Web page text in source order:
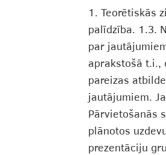
1. Teorētiskās
palīdzība. 1.3.
par
aprakstošā t.i.,
pareizas
jautājumiem.
Pārvietošanās
plānotos
prezentāciju